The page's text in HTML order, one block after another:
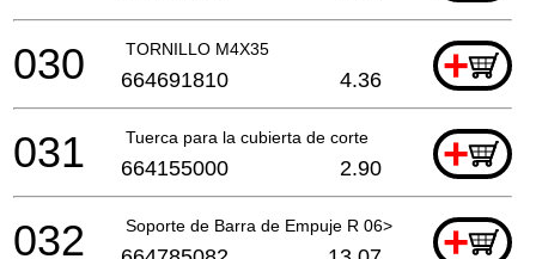
TORNILLO M4X35 +
030 664691810 4.36
Tuerca para la cubierta de corte +
031 664155000 2.90
Soporte de Barra de Empuje R 06> +
032